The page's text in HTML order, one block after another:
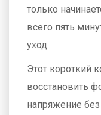
только
всего пять
уход.
Этот короткий
восстановить
напряжение